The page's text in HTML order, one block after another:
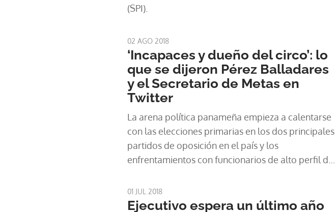
(SPI).
02 AGO 2018
‘Incapaces y dueño del circo’: lo
que se dijeron Pérez Balladares
y el Secretario de Metas en
Twitter
La arena política panameña empieza a calentarse
con las elecciones primarias en los dos principales
partidos de oposición en el país y los
enfrentamientos con funcionarios de alto perfil del
01 JUL 2018
Ejecutivo espera un último año